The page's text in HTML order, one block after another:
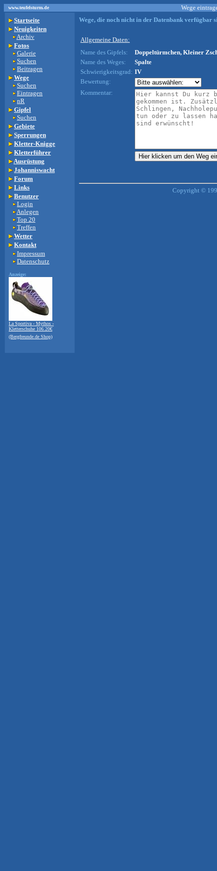
www.teufelsturm.de
Wege
Startseite
Neuigkeiten
Archiv
Fotos
Galerie
Suchen
Beitragen
Wege
Suchen
Eintragen
nR
Gipfel
Suchen
Gebiete
Sperrungen
Kletter-Knigge
Kletterführer
Ausrüstung
Johanniswacht
Forum
Links
Benutzer
Login
Anlegen
Top 20
Treffen
Wetter
Kontakt
Impressum
Datenschutz
Anzeige:
La Sportiva - Mythos -
Kletterschuhe 106.20€
(Bergfreunde.de Shop)
Wege, die noch nicht in der Datenbank verfügbar
Allgemeine Daten:
Name des Gipfels:
Doppeltürmchen, Kleiner
Name des Weges:
Spalte
Schwierigkeitsgrad: IV
Bewertung:
Kommentar:
Copyright ©